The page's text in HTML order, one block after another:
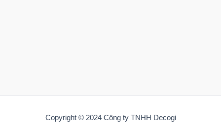
Copyright © 2024 Công ty TNHH Decogi